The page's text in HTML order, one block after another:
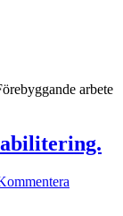
arbete